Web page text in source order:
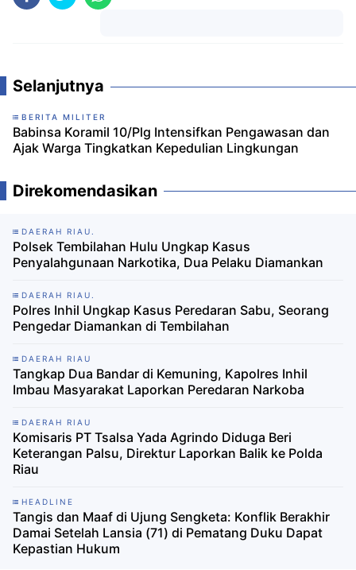
Selanjutnya
BERITA MILITER
Babinsa Koramil 10/Plg Intensifkan Pengawasan dan
Ajak Warga Tingkatkan Kepedulian Lingkungan
Direkomendasikan
DAERAH RIAU.
Polsek Tembilahan Hulu Ungkap Kasus
Penyalahgunaan Narkotika, Dua Pelaku Diamankan
DAERAH RIAU.
Polres Inhil Ungkap Kasus Peredaran Sabu, Seorang
Pengedar Diamankan di Tembilahan
DAERAH RIAU
Tangkap Dua Bandar di Kemuning, Kapolres Inhil
Imbau Masyarakat Laporkan Peredaran Narkoba
DAERAH RIAU
Komisaris PT Tsalsa Yada Agrindo Diduga Beri
Keterangan Palsu, Direktur Laporkan Balik ke Polda
Riau
HEADLINE
Tangis dan Maaf di Ujung Sengketa: Konflik Berakhir
Damai Setelah Lansia (71) di Pematang Duku Dapat
Kepastian Hukum